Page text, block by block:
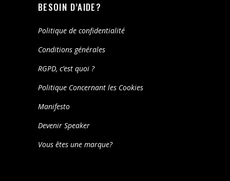
BESOIN D’AIDE?
Politique de confidentialité
Conditions générales
RGPD, c’est quoi ?
Politique Concernant les Cookies
Manifesto
Devenir Speaker
Vous êtes une marque?